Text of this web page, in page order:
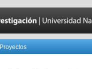
Proyectos